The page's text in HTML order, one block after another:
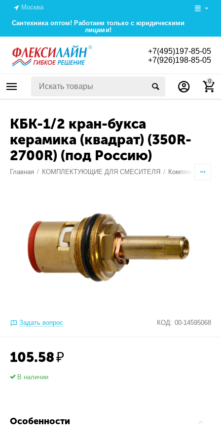
Москва
Сантехника оптом! Работаем только с юридическими
лицами!
+7(495)197-85-05
+7(926)198-85-05
0
КБК-1/2 кран-букса
керамика (квадрат) (350R-
2700R) (под Россию)
Главная / КОМПЛЕКТУЮЩИЕ ДЛЯ СМЕСИТЕЛЯ / Комплектующие
Задать вопрос КОД: 00-14595068
105.58₽
В наличии
Особенности